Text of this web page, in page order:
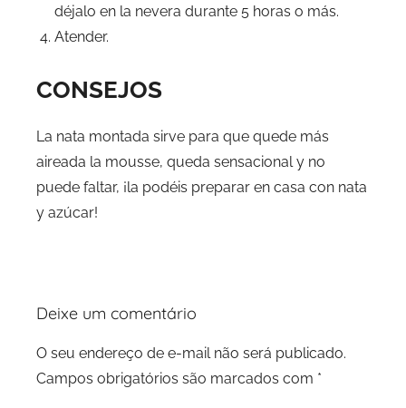
déjalo en la nevera durante 5 horas o más.
Atender.
CONSEJOS
La nata montada sirve para que quede más
aireada la mousse, queda sensacional y no
puede faltar, ¡la podéis preparar en casa con nata
y azúcar!
Deixe um comentário
O seu endereço de e-mail não será publicado.
Campos obrigatórios são marcados com *